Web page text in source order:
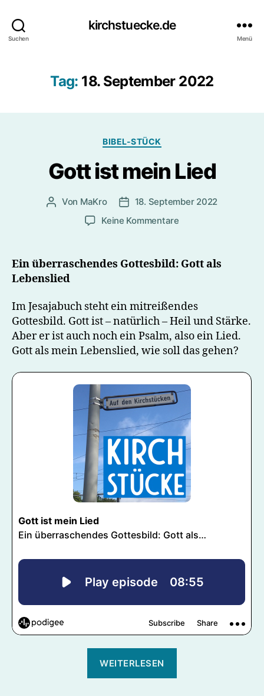
Suchen
kirchstuecke.de
Menü
Tag: 18. September 2022
Kategorien
BIBEL-STÜCK
Gott ist mein Lied
Beitragsautor
Von MaKro Beitragsdatum
18. September 2022
Keine Kommentarezu
mein
Ein überraschendes Gottesbild: Gott als
Lebenslied
Im Jesajabuch steht ein mitreißendes
Gottesbild. Gott ist – natürlich – Heil und Stärke.
Aber er ist auch noch ein Psalm, also ein Lied.
Gott als mein Lebenslied, wie soll das gehen?
WEITERLESEN